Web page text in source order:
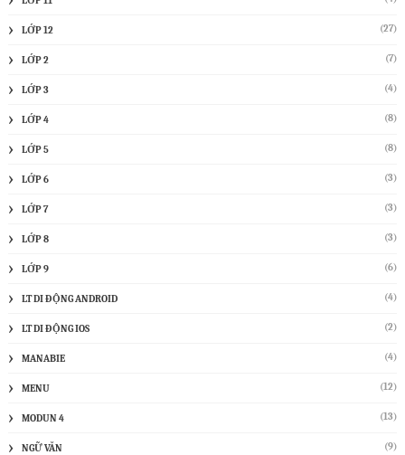
LỚP 12 (27)
LỚP 2 (7)
LỚP 3 (4)
LỚP 4 (8)
LỚP 5 (8)
LỚP 6 (3)
LỚP 7 (3)
LỚP 8 (3)
LỚP 9 (6)
LT DI ĐỘNG ANDROID (4)
LT DI ĐỘNG IOS (2)
MANABIE (4)
MENU (12)
MODUN 4 (13)
NGỮ VĂN (9)